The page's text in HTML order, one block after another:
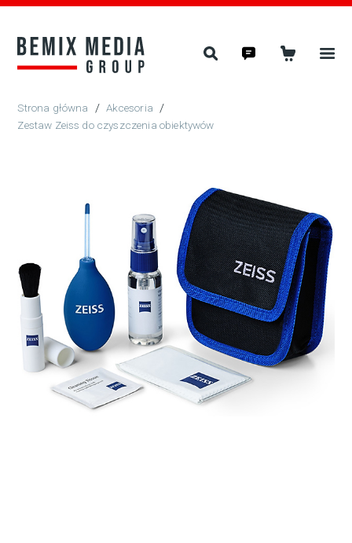
/ Akcesoria /
Zestaw Zeiss do czyszczenia obiektywów